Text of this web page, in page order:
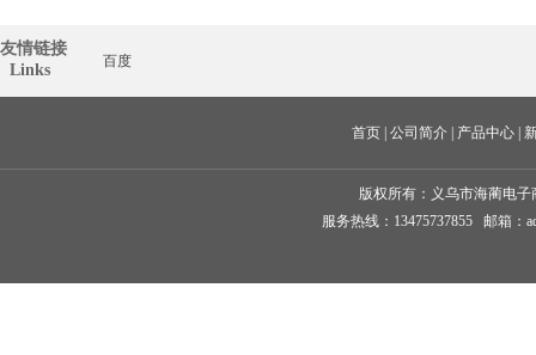
友情链接
  Links
百度
首页 | 公司简介 | 产品中心 |
版权所有： 义乌市海蔺电子
服务热线：13475737855 邮箱：